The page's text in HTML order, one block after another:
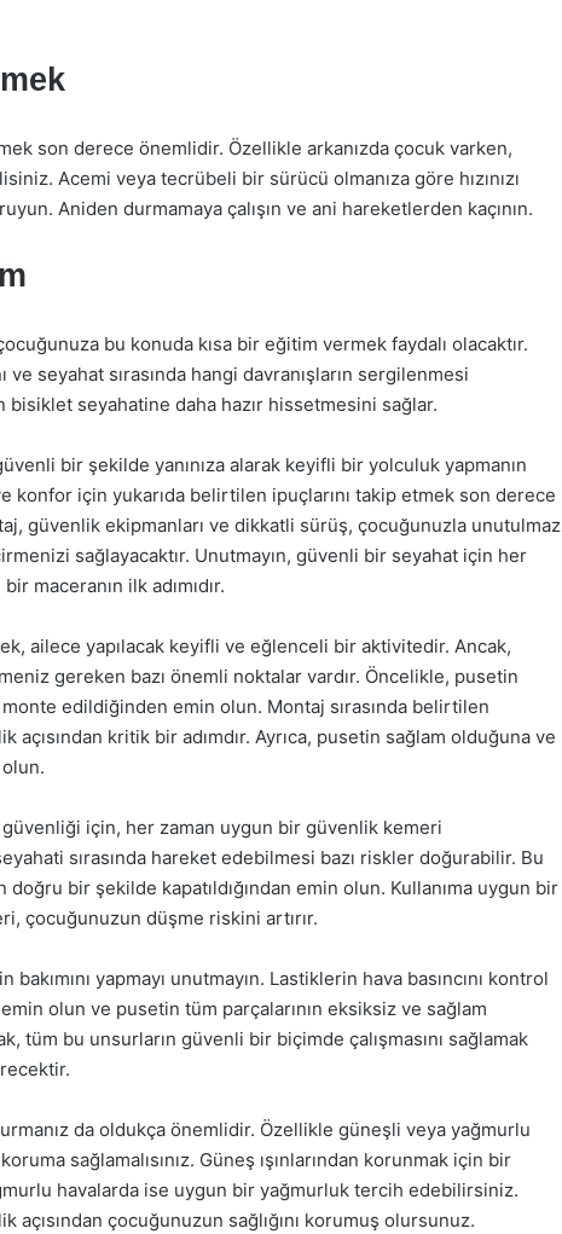
son derece önemlidir. Özellikle arkanızda çocuk varken,
Acemi veya tecrübeli bir sürücü olmanıza göre hızınızı
Aniden durmamaya çalışın ve ani hareketlerden kaçının.
bu konuda kısa bir eğitim vermek faydalı olacaktır.
ve seyahat sırasında hangi davranışların sergilenmesi
seyahatine daha hazır hissetmesini sağlar.
bir şekilde yanınıza alarak keyifli bir yolculuk yapmanın
konfor için yukarıda belirtilen ipuçlarını takip etmek son derece
güvenlik ekipmanları ve dikkatli sürüş, çocuğunuzla unutulmaz
sağlayacaktır. Unutmayın, güvenli bir seyahat için her
maceranın ilk adımıdır.
ailece yapılacak keyifli ve eğlenceli bir aktivitedir. Ancak,
gereken bazı önemli noktalar vardır. Öncelikle, pusetin
edildiğinden emin olun. Montaj sırasında belirtilen
kritik bir adımdır. Ayrıca, pusetin sağlam olduğuna ve
için, her zaman uygun bir güvenlik kemeri
sırasında hareket edebilmesi bazı riskler doğurabilir. Bu
bir şekilde kapatıldığından emin olun. Kullanıma uygun bir
çocuğunuzun düşme riskini artırır.
yapmayı unutmayın. Lastiklerin hava basıncını kontrol
olun ve pusetin tüm parçalarının eksiksiz ve sağlam
tüm bu unsurların güvenli bir biçimde çalışmasını sağlamak
da oldukça önemlidir. Özellikle güneşli veya yağmurlu
sağlamalısınız. Güneş ışınlarından korunmak için bir
havalarda ise uygun bir yağmurluk tercih edebilirsiniz.
çocuğunuzun sağlığını korumuş olursunuz.